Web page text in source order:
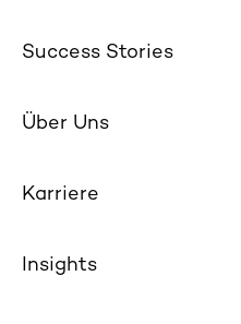
Success Stories
Über Uns
Karriere
Insights